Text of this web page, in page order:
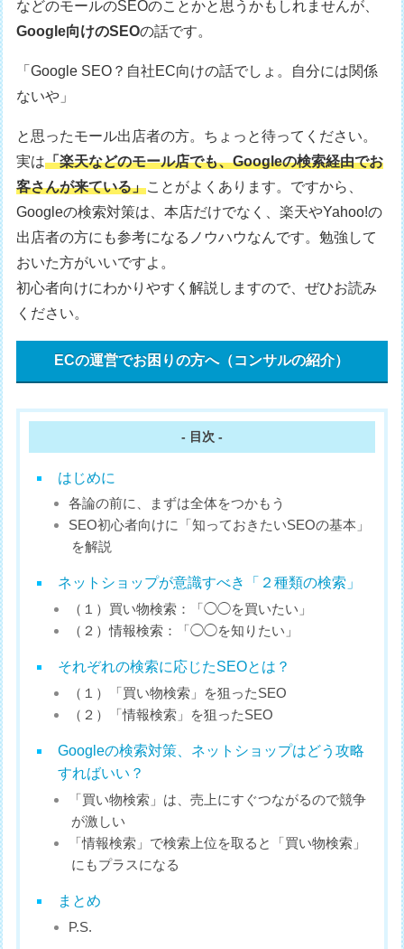
などのモールのSEOのことかと思うかもしれませんが、
Google向けのSEOの話です。
「Google SEO？自社EC向けの話でしょ。自分には関係
ないや」
と思ったモール出店者の方。ちょっと待ってください。
実は「楽天などのモール店でも、Googleの検索経由でお
客さんが来ている」ことがよくあります。ですから、
Googleの検索対策は、本店だけでなく、楽天やYahoo!の
出店者の方にも参考になるノウハウなんです。勉強して
おいた方がいいですよ。
初心者向けにわかりやすく解説しますので、ぜひお読み
ください。
ECの運営でお困りの方へ（コンサルの紹介）
- 目次 -
はじめに
各論の前に、まずは全体をつかもう
SEO初心者向けに「知っておきたいSEOの基本」
を解説
ネットショップが意識すべき「２種類の検索」
（１）買い物検索：「◯◯を買いたい」
（２）情報検索：「◯◯を知りたい」
それぞれの検索に応じたSEOとは？
（１）「買い物検索」を狙ったSEO
（２）「情報検索」を狙ったSEO
Googleの検索対策、ネットショップはどう攻略
すればいい？
「買い物検索」は、売上にすぐつながるので競争
が激しい
「情報検索」で検索上位を取ると「買い物検索」
にもプラスになる
まとめ
P.S.